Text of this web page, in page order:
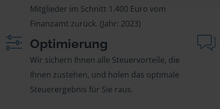
Mitglieder im Schnitt 1.400 Euro vom
Finanzamt zurück. (Jahr: 2023)
Optimierung
Wir sichern Ihnen alle Steuervorteile, die
Ihnen zustehen, und holen das optimale
Steuerergebnis für Sie raus.